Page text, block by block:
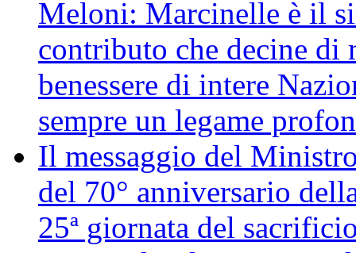
Meloni: Marcinelle è il
contributo che decine
benessere di intere
sempre un legame
Il messaggio del
del 70° anniversario
25ª giornata del